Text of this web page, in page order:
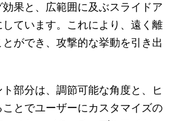
果と、広範囲に及ぶスライドア
ています。これにより、遠く離
ができ、攻撃的な挙動を引き出
部分は、調節可能な角度と、ヒ
とでユーザーにカスタマイズの